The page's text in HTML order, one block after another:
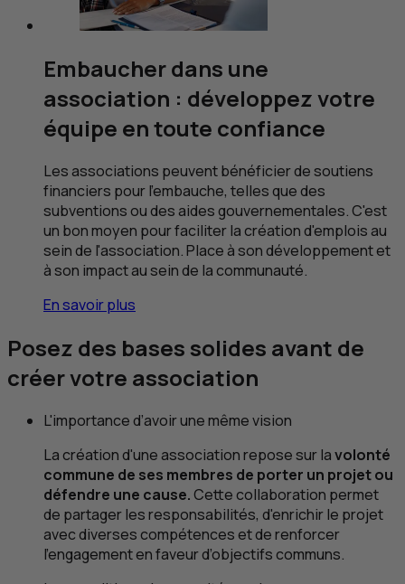
Embaucher dans une
association : développez votre
équipe en toute confiance
Les associations peuvent bénéficier de soutiens
financiers pour l'embauche, telles que des
subventions ou des aides gouvernementales. C'est
un bon moyen pour faciliter la création d'emplois au
sein de l'association. Place à son développement et
à son impact au sein de la communauté.
En savoir plus
Posez des bases solides avant de
créer votre association
L'importance d’avoir une même vision
La création d'une association repose sur lavolonté
commune de ses membres de porter un projet ou
défendre une cause.Cette collaboration permet
de partager les responsabilités, d'enrichir le projet
avec diverses compétences et de renforcer
l'engagement en faveur d’objectifs communs.